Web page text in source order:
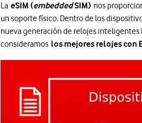
La eSIM (embeddedSIM) nos
un soporte físico. Dentro de los
nueva generación de relojes
consideramos los mejores relojes con